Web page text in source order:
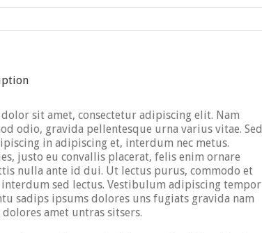
sit amet, consectetur adipiscing elit. Nam
odio, gravida pellentesque urna varius vitae. Sed
in adipiscing et, interdum nec metus.
justo eu convallis placerat, felis enim ornare
nulla ante id dui. Ut lectus purus, commodo et
sed lectus. Vestibulum adipiscing tempor
sadips ipsums dolores uns fugiats gravida nam
amet untras sitsers.